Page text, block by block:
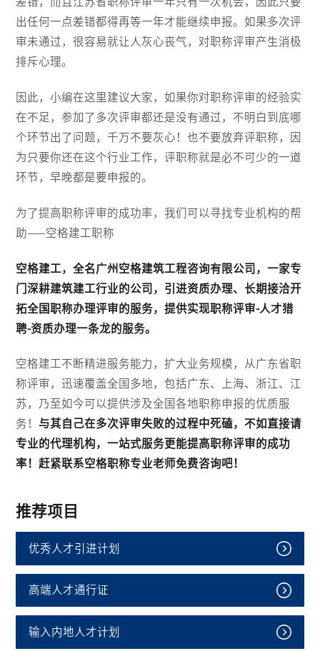
出任何一点差错都得再等一年才能继续申报。如果多次评
审未通过，很容易就让人灰心丧气，对职称评审产生消极
排斥心理。
因此，小编在这里建议大家，如果你对职称评审的经验实
在不足，参加了多次评审都还是没有通过，不明白到底哪
个环节出了问题，千万不要灰心！也不要放弃评职称，因
为只要你还在这个行业工作，评职称就是必不可少的一道
环节，早晚都是要申报的。
为了提高职称评审的成功率，我们可以寻找专业机构的帮
助——空格建工职称
空格建工，全名广州空格建筑工程咨询有限公司，一家专
门深耕建筑建工行业的公司，引进资质办理、长期接洽开
拓全国职称办理评审的服务，提供实现职称评审-人才猎
聘-资质办理一条龙的服务。
空格建工不断精进服务能力，扩大业务规模，从广东省职
称评审，迅速覆盖全国多地，包括广东、上海、浙江、江
苏，乃至如今可以提供涉及全国各地职称申报的优质服
务！ 与其自己在多次评审失败的过程中死磕，不如直接请
专业的代理机构，一站式服务更能提高职称评审的成功
率！赶紧联系空格职称专业老师免费咨询吧！
推荐项目
优秀人才引进计划
高端人才通行证
输入内地人才计划